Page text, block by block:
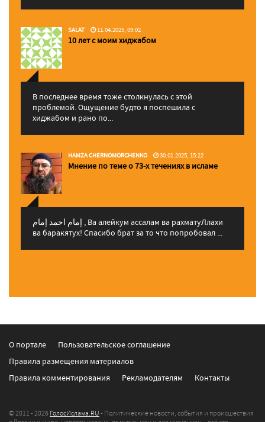
SALAT 11.04.2025, 09:02
10 лет с моим хиджабом
В последнее время тоже столкнулась с этой
проблемой. Ощущение будто я поспешила с
хиджабом и рано по...
HAMZA CHERNOMORCHENKO 30.01.2025, 15:22
Мнение по теме о 73-х течениях в исламе
إمام احمد إمام , Ва алейкум ассалам ва рахматуЛлахи
ва баракятух! Спасибо брат за то что попробовал ...
О портале
Пользовательское соглашение
Правила размещения материалов
Правила комментирования
Рекламодателям Контакты
© 2011 - 2026 ГолосИслама.RU - Политические новости, события и происшествия